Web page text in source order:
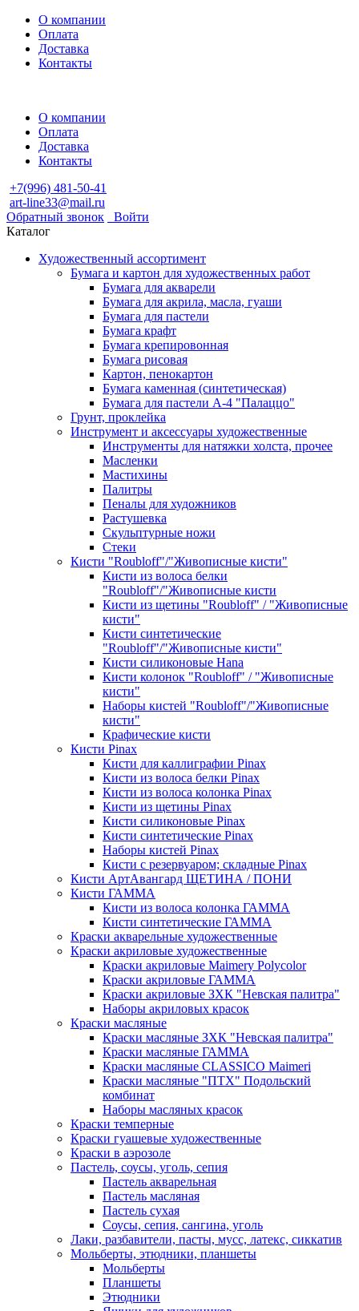
О компании
Оплата
Доставка
Контакты
О компании
Оплата
Доставка
Контакты
+7(996) 481-50-41
art-line33@mail.ru
Обратный звонок
Войти
Каталог
Художественный ассортимент
Бумага и картон для художественных работ
Бумага для акварели
Бумага для акрила, масла, гуаши
Бумага для пастели
Бумага крафт
Бумага крепировонная
Бумага рисовая
Картон, пенокартон
Бумага каменная (синтетическая)
Бумага для пастели А-4 "Палаццо"
Грунт, проклейка
Инструмент и аксессуары художественные
Инструменты для натяжки холста, прочее
Масленки
Мастихины
Палитры
Пеналы для художников
Растушевка
Скульптурные ножи
Стеки
Кисти "Roubloff"/"Живописные кисти"
Кисти из волоса белки
"Roubloff"/"Живописные кисти
Кисти из щетины "Roubloff" / "Живописные
кисти"
Кисти синтетические
"Roubloff"/"Живописные кисти"
Кисти силиконовые Hana
Кисти колонок "Roubloff" / "Живописные
кисти"
Наборы кистей "Roubloff"/"Живописные
кисти"
Крафические кисти
Кисти Pinax
Кисти для каллиграфии Pinax
Кисти из волоса белки Pinax
Кисти из волоса колонка Pinax
Кисти из щетины Pinax
Кисти силиконовые Pinax
Кисти синтетические Pinax
Наборы кистей Pinax
Кисти с резервуаром; складные Pinax
Кисти АртАвангард ЩЕТИНА / ПОНИ
Кисти ГАММА
Кисти из волоса колонка ГАММА
Кисти синтетические ГАММА
Краски акварельные художественные
Краски акриловые художественные
Краски акриловые Maimery Polycolor
Краски акриловые ГАММА
Краски акриловые ЗХК "Невская палитра"
Наборы акриловых красок
Краски масляные
Краски масляные ЗХК "Невская палитра"
Краски масляные ГАММА
Краски масляные CLASSICO Maimeri
Краски масляные "ПТХ" Подольский
комбинат
Наборы масляных красок
Краски темперные
Краски гуашевые художественные
Краски в аэрозоле
Пастель, соусы, уголь, сепия
Пастель акварельная
Пастель масляная
Пастель сухая
Соусы, сепия, сангина, уголь
Лаки, разбавители, пасты, мусс, латекс, сиккатив
Мольберты, этюдники, планшеты
Мольберты
Планшеты
Этюдники